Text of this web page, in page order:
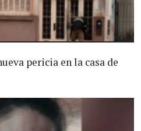
pericia en la casa de